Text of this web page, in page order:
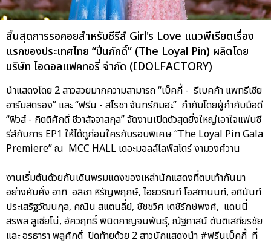
สิ้นสุดการรอคอยสำหรับซีรีส์ Girl's Love แนวพีเรียดเรื่อง
แรกของประเทศไทย “ปิ่นภักดิ์” (The Loyal Pin) ผลิตโดย
บริษัท ไอดอลแฟคทอรี่ จำกัด (IDOLFACTORY)
นำแสดงโดย 2 สาวสวยมากความสามารถ “เบ็คกี้ - รีเบคก้า แพทรีเซีย
อาร์มสตรอง” และ “ฟรีน - สโรชา จันทร์กิมฮะ” กำกับโดยผู้กำกับมือดี
“ฟิวส์ - กิตติศักดิ์ ชีวาสัจจาสกุล” จัดงานเปิดตัวสุดยิ่งใหญ่เอาใจแฟนซี
รีส์กับการ EP1 ให้ได้ดูก่อนใครกับรอบพิเศษ “The Loyal Pin Gala
Premiere” ณ MCC HALL เดอะมอลล์ไลฟ์สโตร์ งามวงศ์วาน
งานเริ่มต้นด้วยกันเดินพรมแดงของเหล่านักแสดงที่ตบเท้ากันมา
อย่างคับคั่ง อาทิ อลิชา หิรัญพฤกษ์, ไอยวริณท์ โอสถานนท์, อภินันท์
ประเสริฐวัฒนกุล, คณิน สแตนลี่ย์, ชัชชวิศ เตชัรักษ์พงศ์, แดนนี่
สรพล ลูเซียโน่, อัศวฤทธิ์ พินิตกาญจนพันธุ์, ณัฐภาสน์ ตันติเสถียรชัย
และ อรธารา พลูศักดิ์ ปิดท้ายด้วย 2 สาวนักแสดงนำ #ฟรีนเบ็คกี้ ที่